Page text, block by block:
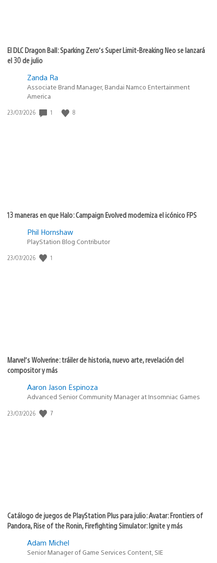
El DLC Dragon Ball: Sparking Zero’s Super Limit-Breaking Neo se lanzará
el 30 de julio
Zanda Ra
Associate Brand Manager, Bandai Namco Entertainment
America
Fecha
23/07/2026 1 8
13 maneras en que Halo: Campaign Evolved moderniza el icónico FPS
Phil Hornshaw
PlayStation Blog Contributor
Fecha
23/07/2026 1
Marvel’s Wolverine: tráiler de historia, nuevo arte, revelación del
compositor y más
Aaron Jason Espinoza
Advanced Senior Community Manager at Insomniac Games
Fecha
23/07/2026 7
Catálogo de juegos de PlayStation Plus para julio: Avatar: Frontiers of
Pandora, Rise of the Ronin, Firefighting Simulator: Ignite y más
Adam Michel
Senior Manager of Game Services Content, SIE